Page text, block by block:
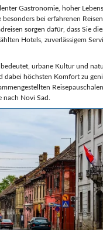
Gastronomie, hoher
bei erfahrenen
sorgen dafür, dass Sie
Hotels, zuverlässigem
bedeutet, urbane Kultur und
dabei höchsten Komfort zu
nach Novi Sad.